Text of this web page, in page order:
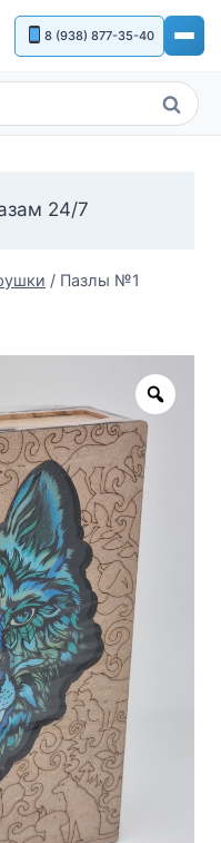
8 (938) 877-35-40
Поиск
24/7
/ Пазлы №1
Zoom